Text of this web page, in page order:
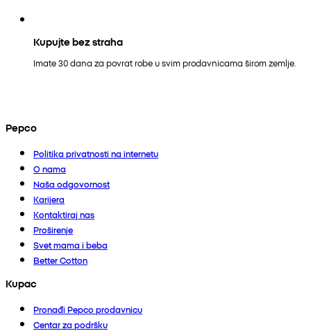
Kupujte bez straha
Imate 30 dana za povrat robe u svim prodavnicama širom zemlje.
Pepco
Politika privatnosti na internetu
O nama
Naša odgovornost
Karijera
Kontaktiraj nas
Proširenje
Svet mama i beba
Better Cotton
Kupac
Pronađi Pepco prodavnicu
Centar za podršku